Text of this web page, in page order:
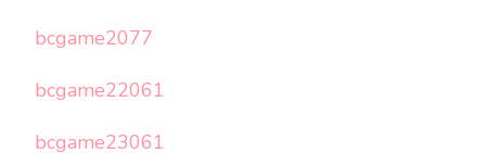
bcgame2077
bcgame22061
bcgame23061